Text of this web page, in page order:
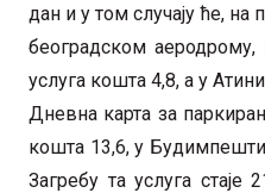
дан и у том случају ће,
београдском
услуга кошта 4,8, а у
Дневна карта за
кошта 13,6, у
Загребу та услуга